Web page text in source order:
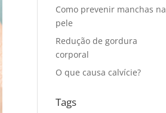
Como prevenir manchas na
pele
Redução de gordura
corporal
O que causa calvície?
Tags